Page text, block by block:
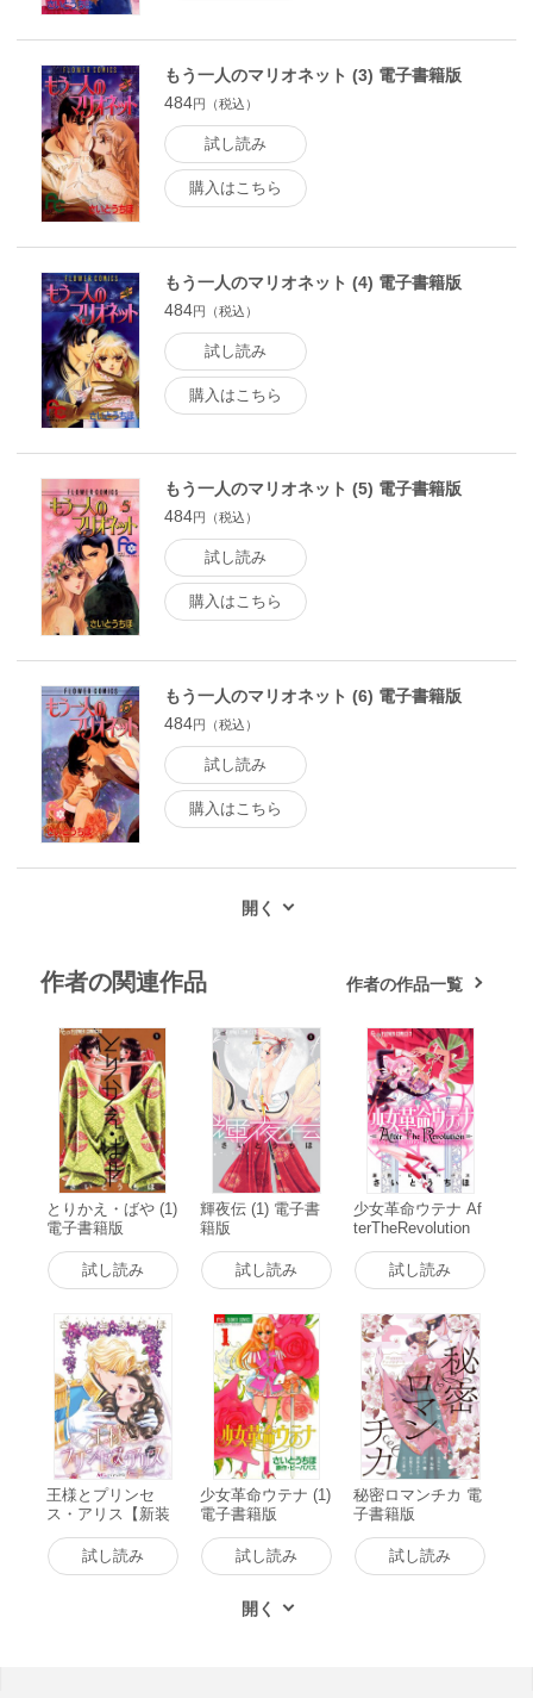
もう一人のマリオネット (3) 電子書籍版
484円（税込）
試し読み
購入はこちら
もう一人のマリオネット (4) 電子書籍版
484円（税込）
試し読み
購入はこちら
もう一人のマリオネット (5) 電子書籍版
484円（税込）
試し読み
購入はこちら
もう一人のマリオネット (6) 電子書籍版
484円（税込）
試し読み
購入はこちら
作者の関連作品 作者の作品一覧
とりかえ・ばや (1)
電子書籍版
試し読み
輝夜伝 (1) 電子書
籍版
試し読み
少女革命ウテナ Af
terTheRevolution
電子書籍版
試し読み
王様とプリンセ
ス・アリス【新装
版】 電子書籍版
試し読み
少女革命ウテナ (1)
電子書籍版
試し読み
秘密ロマンチカ 電
子書籍版
試し読み